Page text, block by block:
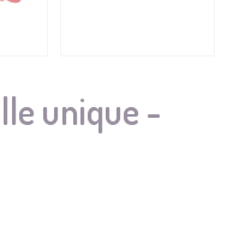
unique -